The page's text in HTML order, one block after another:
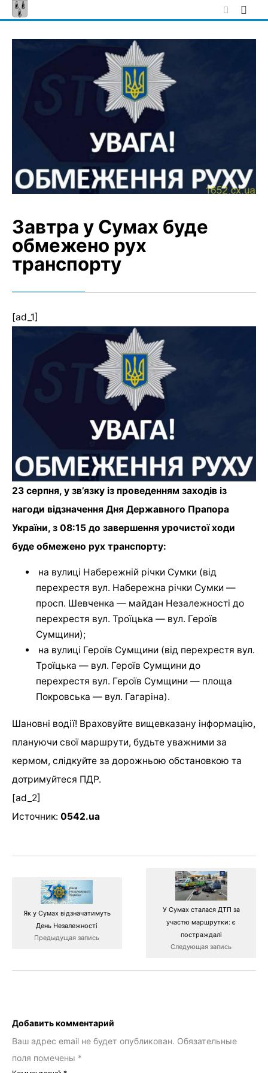
Skip
to
Завтра у Сумах буде
обмежено рух
транспорту
[ad_1]
23 серпня, у зв’язку із проведенням заходів із
нагоди відзначення Дня Державного Прапора
України, з 08:15 до завершення урочистої ходи
буде обмежено рух транспорту:
на вулиці Набережній річки Сумки (від
перехрестя вул. Набережна річки Сумки —
просп. Шевченка — майдан Незалежності до
перехрестя вул. Троїцька — вул. Героїв
Сумщини);
на вулиці Героїв Сумщини (від перехрестя вул.
Троїцька — вул. Героїв Сумщини до
перехрестя вул. Героїв Сумщини — площа
Покровська — вул. Гагаріна).
Шановні водії! Враховуйте вищевказану інформацію,
плануючи свої маршрути, будьте уважними за
кермом, слідкуйте за дорожньою обстановкою та
дотримуйтеся ПДР.
[ad_2]
Источник: 0542.ua
Як у Сумах відзначатимуть
День Незалежності
Предыдущая запись
У Сумах сталася ДТП за
участю маршрутки: є
постраждалі
Следующая запись
Добавить комментарий
Ваш адрес email не будет опубликован. Обязательные
поля помечены *